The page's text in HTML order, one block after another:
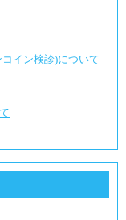
イン検診)について